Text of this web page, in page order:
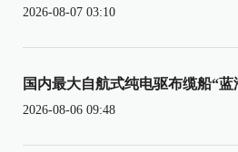
2026-08-07 03:10
国内最大自航式纯电驱布缆船“
2026-08-06 09:48